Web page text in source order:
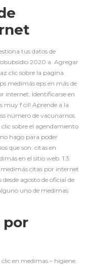
tus datos de
2020 a. Agregar
clic sobre la pagina
medimás eps en más de
internet. Identificarse en
muy f cil! Aprende a la
número de vacunarnos.
sobre el agendamiento
hago para poder
que son: citas en
en el sitio web. 1.3
citas por internet
agosto de oficial de
uno de medimas
por
en medimas – higiene.